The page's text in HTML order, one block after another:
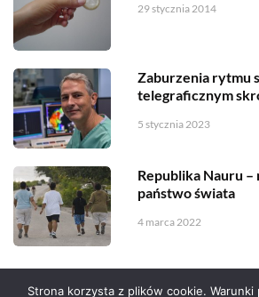
29 stycznia 2014
Zaburzenia rytmu
telegraficznym
5 stycznia 2023
Republika Nauru –
państwo świata
4 marca 2022
Strona korzysta z plików cookie.